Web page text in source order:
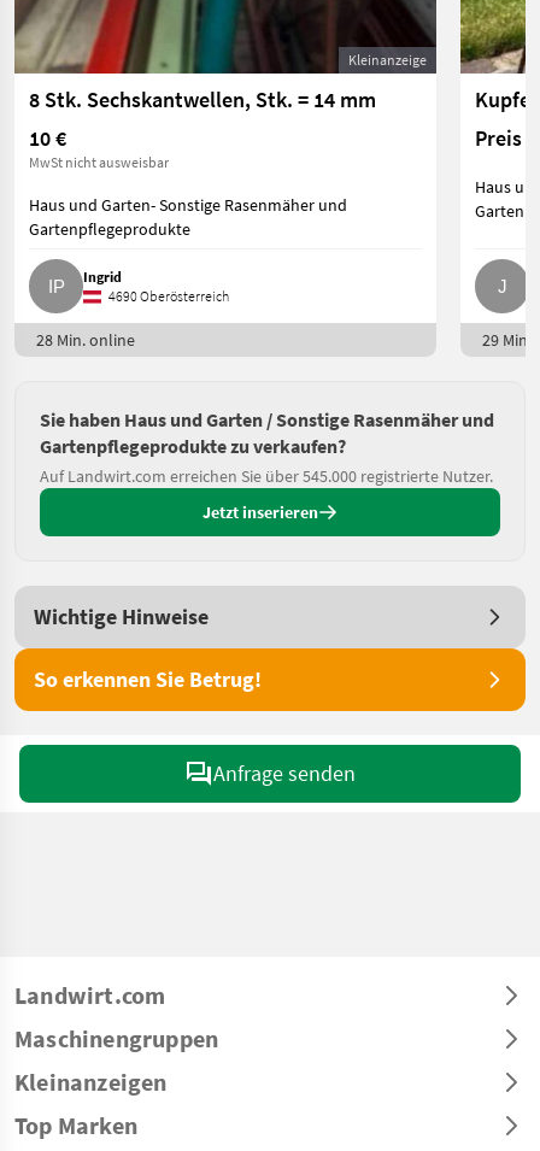
Kleinanzeige
8 Stk. Sechskantwellen, Stk. = 14 mm
10 €
MwSt nicht ausweisbar
Haus und Garten- Sonstige Rasenmäher und
Gartenpflegeprodukte
Ingrid
4690 Oberösterreich
28 Min. online
Preis
Haus
29 Min.
Sie haben Haus und Garten / Sonstige Rasenmäher und
Gartenpflegeprodukte zu verkaufen?
Auf Landwirt.com erreichen Sie über 545.000 registrierte Nutzer.
Jetzt inserieren
Wichtige Hinweise
So erkennen Sie Betrug!
Anfrage senden
Landwirt.com
Maschinengruppen
Kleinanzeigen
Top Marken